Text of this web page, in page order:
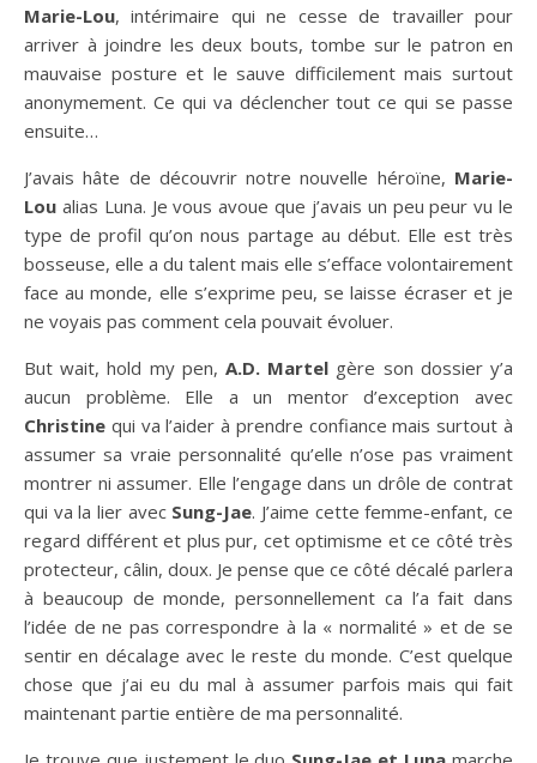
Marie-Lou, intérimaire qui ne cesse de travailler pour
arriver à joindre les deux bouts, tombe sur le patron en
mauvaise posture et le sauve difficilement mais surtout
anonymement. Ce qui va déclencher tout ce qui se passe
ensuite…
J’avais hâte de découvrir notre nouvelle héroïne, Marie-
Lou alias Luna. Je vous avoue que j’avais un peu peur vu le
type de profil qu’on nous partage au début. Elle est très
bosseuse, elle a du talent mais elle s’efface volontairement
face au monde, elle s’exprime peu, se laisse écraser et je
ne voyais pas comment cela pouvait évoluer.
But wait, hold my pen, A.D. Martel gère son dossier y’a
aucun problème. Elle a un mentor d’exception avec
Christine qui va l’aider à prendre confiance mais surtout à
assumer sa vraie personnalité qu’elle n’ose pas vraiment
montrer ni assumer. Elle l’engage dans un drôle de contrat
qui va la lier avec Sung-Jae. J’aime cette femme-enfant, ce
regard différent et plus pur, cet optimisme et ce côté très
protecteur, câlin, doux. Je pense que ce côté décalé parlera
à beaucoup de monde, personnellement ca l’a fait dans
l’idée de ne pas correspondre à la « normalité » et de se
sentir en décalage avec le reste du monde. C’est quelque
chose que j’ai eu du mal à assumer parfois mais qui fait
maintenant partie entière de ma personnalité.